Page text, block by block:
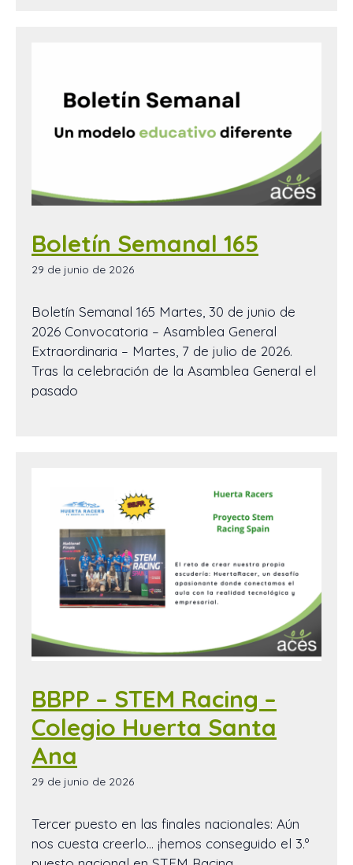
Boletín Semanal 165
29 de junio de 2026
Boletín Semanal 165 Martes, 30 de junio de
2026 Convocatoria – Asamblea General
Extraordinaria – Martes, 7 de julio de 2026.
Tras la celebración de la Asamblea General el
pasado
BBPP – STEM Racing –
Colegio Huerta Santa
Ana
29 de junio de 2026
Tercer puesto en las finales nacionales: Aún
nos cuesta creerlo… ¡hemos conseguido el 3.º